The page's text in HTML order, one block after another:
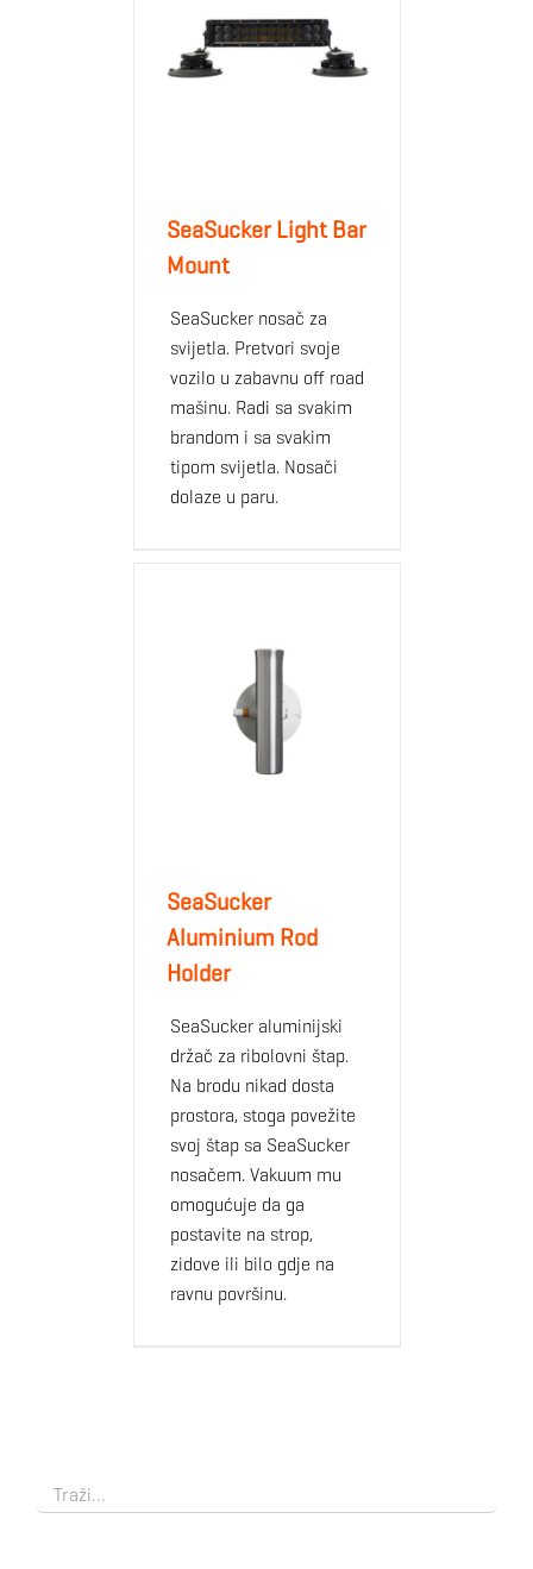
SeaSucker Light Bar
Mount
SeaSucker nosač za
svijetla. Pretvori svoje
vozilo u zabavnu off road
mašinu. Radi sa svakim
brandom i sa svakim
tipom svijetla. Nosači
dolaze u paru.
SeaSucker
Aluminium Rod
Holder
SeaSucker aluminijski
držač za ribolovni štap.
Na brodu nikad dosta
prostora, stoga povežite
svoj štap sa SeaSucker
nosačem. Vakuum mu
omogućuje da ga
postavite na strop,
zidove ili bilo gdje na
ravnu površinu.